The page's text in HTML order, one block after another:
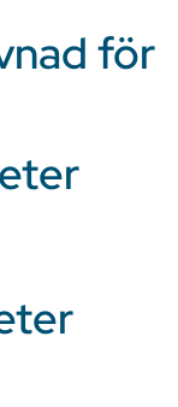
för